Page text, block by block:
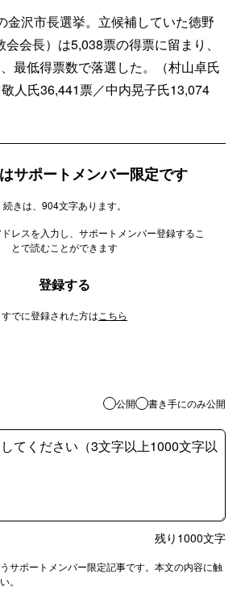
沢市長選挙。立候補していた徳野
会長）は5,038票の得票に留まり、
最低得票数で落選した。（村山卓氏
人氏36,441票／中内晃子氏13,074
サポートメンバー限定です
続きは、904文字あります。
レスを入力し、サポートメンバー登録するこ
とで読むことができます
登録する
すでに登録された方は こちら
公開 書き手にのみ公開
残り 1000文字
サポートメンバー限定記事です。本文の内容に触
。